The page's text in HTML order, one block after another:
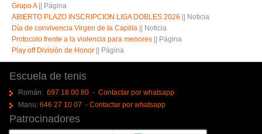
Grupo A
Página
ABIERTO PLAZO INSCRIPCION LIGA DOBLES 2026
Noticia
Día de convivencia Virgen de la Capilla
Noticia
Protocolo frente a la violencia para menores
Página
Play off División de Honor
Página
Escuela de tenis
Román: 697 18 00 80- Contactar por whatsapp
Manu: 646 27 10 07 - Contactar por whatsapp
Patrocinadores